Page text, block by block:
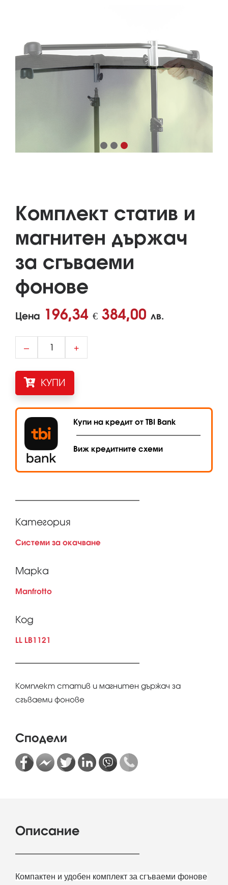
Комплект статив и
магнитен държач
за сгъваеми
фонове
Цена 196,34 € 384,00 лв.
– +
КУПИ
Купи на кредит от TBI Bank
Виж кредитните схеми
Категория
Системи за окачване
Марка
Manfrotto
Код
LL LB1121
Комплект статив и магнитен държач за
сгъваеми фонове
Сподели
Описание
Компактен и удобен комплект за сгъваеми фонове